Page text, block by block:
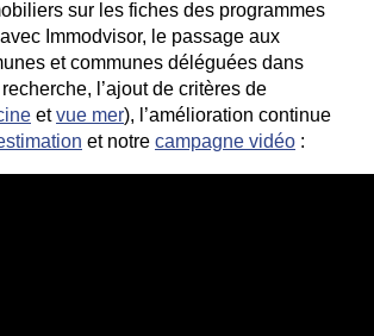
sur les fiches des programmes
Immodvisor, le passage aux
et communes déléguées dans
l’ajout de critères de
etvue mer), l’amélioration continue
et notre campagne vidéo :